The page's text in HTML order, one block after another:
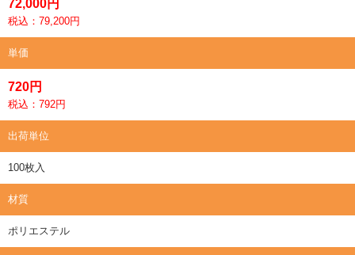
72,000円
税込：79,200円
単価
720円
税込：792円
出荷単位
100枚入
材質
ポリエステル